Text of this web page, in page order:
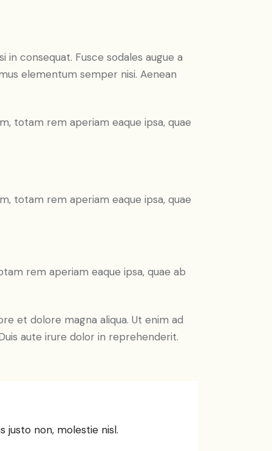
consequat. Fusce sodales augue a
elementum semper nisi. Aenean
totam rem aperiam eaque ipsa, quae
totam rem aperiam eaque ipsa, quae
rem aperiam eaque ipsa, quae ab
et dolore magna aliqua. Ut enim ad
aute irure dolor in reprehenderit.
justo non, molestie nisl.